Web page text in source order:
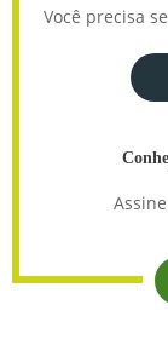
Você precisa